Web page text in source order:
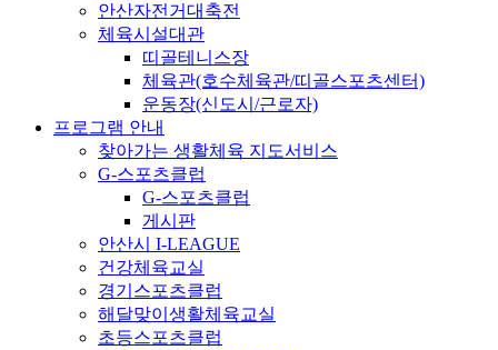
안산자전거대축전
체육시설대관
띠골테니스장
체육관(호수체육관/띠골스포츠센터)
운동장(신도시/근로자)
프로그램 안내
찾아가는 생활체육 지도서비스
G-스포츠클럽
G-스포츠클럽
게시판
안산시 I-LEAGUE
건강체육교실
경기스포츠클럽
해달맞이생활체육교실
초등스포츠클럽